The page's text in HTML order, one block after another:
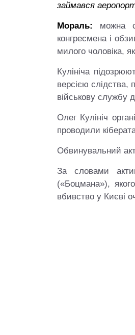
займався
Мораль:
можна
конгресмена і
милого чоловіка,
Кулініча
версією слідства,
військову службу
Олег Кулініч
проводили
Обвинувальний
За словами
(«Боцмана»),
вбивство у Києві